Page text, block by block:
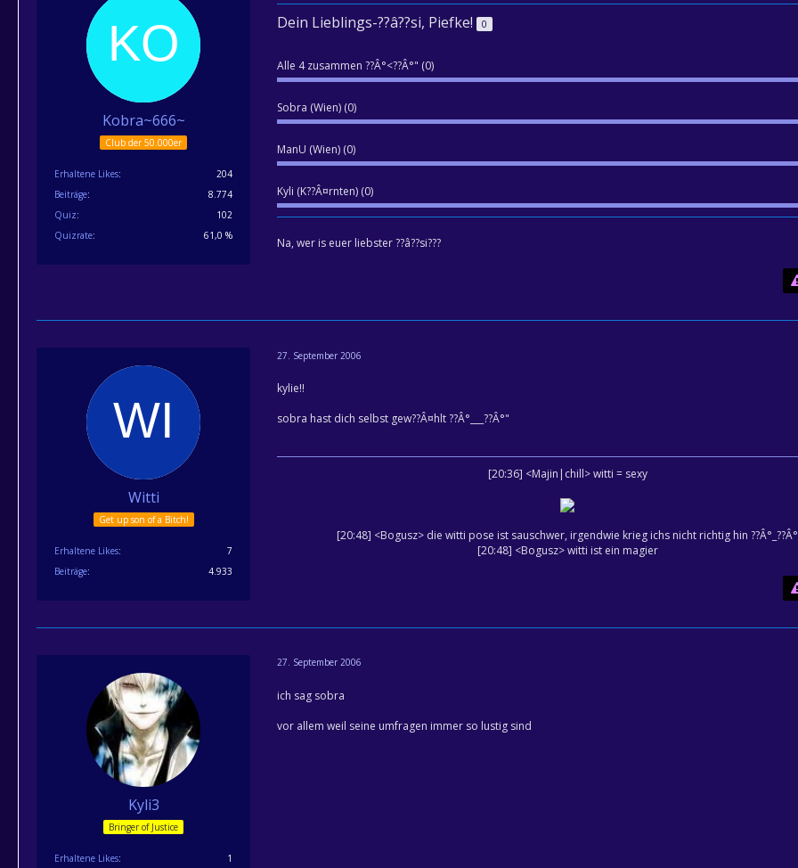
Kobra~666~
Club der 50.000er
Erhaltene Likes
204
Beiträge
8.774
Quiz
102
Quizrate
61,0 %
Dein Lieblings-??â??si, Piefke! 0
Alle 4 zusammen ??Â°<??Â°" (0)
Sobra (Wien) (0)
ManU (Wien) (0)
Kyli (K??Â¤rnten) (0)
Na, wer is euer liebster ??â??si???
Witti
Get up son of a Bitch!
Erhaltene Likes
7
Beiträge
4.933
27. September 2006
kylie!!
sobra hast dich selbst gew??Â¤hlt ??Â°___??Â°"
[20:36] <Majin|chill> witti = sexy
[20:48] <Bogusz> die witti pose ist sauschwer, irgendwie krieg ichs nicht richtig hin ??Â°_??Â°
[20:48] <Bogusz> witti ist ein magier
Kyli3
Bringer of Justice
Erhaltene Likes
1
27. September 2006
ich sag sobra
vor allem weil seine umfragen immer so lustig sind